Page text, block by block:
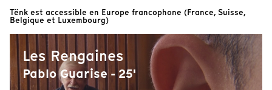
Tënk est accessible en Europe francophone (France, Suisse,
Belgique et Luxembourg)
Les Rengaines
Pablo Guarise - 25'